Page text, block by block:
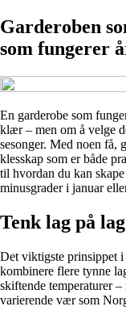
Garderoben
som fungerer
En garderobe som
klær – men om å velge
sesonger. Med noen få,
klesskap som er både
til hvordan du kan
minusgrader i januar
Tenk lag på
Det viktigste prinsippet i
kombinere flere tynne
skiftende temperaturer
varierende vær som